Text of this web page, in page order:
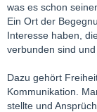
was es schon
Ein Ort der
Interesse haben,
verbunden sind
Dazu gehört
Kommunikation.
stellte und